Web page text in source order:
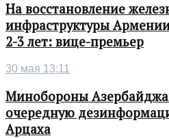
На восстановление
инфраструктуры
2-3 лет: вице-премьер
30 мая 13:11
Минобороны
очередную
Арцаха